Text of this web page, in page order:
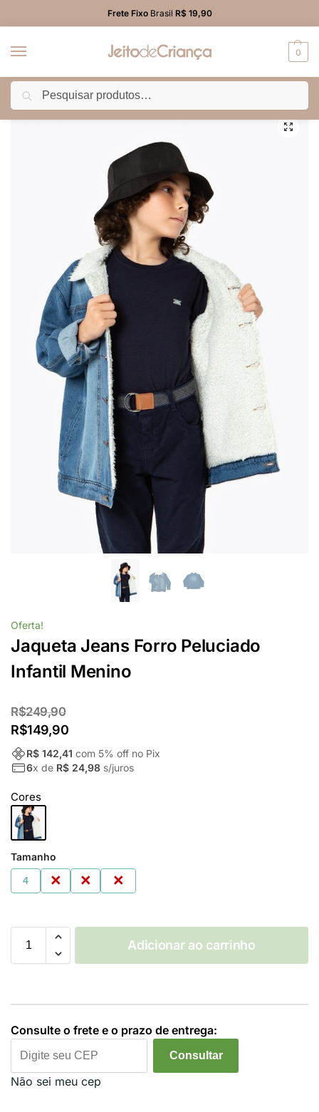
Frete FixoBrasil R$ 19,90
0
Início PROMO / Blusão/Colete/Jaqueta
Oferta!
Jaqueta Jeans Forro Peluciado
Infantil Menino
R$249,90
R$149,90
R$ 142,41 com 5% off no Pix
6x de R$ 24,98 s/juros
Cores
Tamanho
4 6 8 10
Adicionar ao carrinho
Consulte o frete e o prazo de entrega:
Consultar
Não sei meu cep